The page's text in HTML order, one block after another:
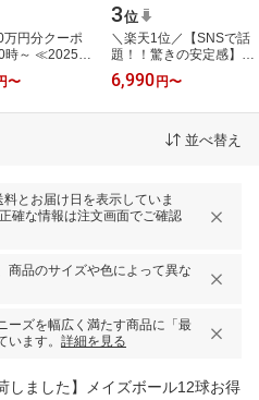
万円分クーポ
時～ ≪2025年
1番売れた鉄
内 子供 ブラ
〜
3位
＼楽天1位／【SNSで話
題！！驚きの安定感】
CANPA 鉄棒 子供用 ぶら
下がり鉄棒 折りたたみ
6,990 円〜
並べ替え
とお届け日を表示していま
確な情報は注文画面でご確認
商品のサイズや色によって異な
ーズを幅広く満たす商品に「最
ます。 詳細を見る
しました】メイズボール12球お得